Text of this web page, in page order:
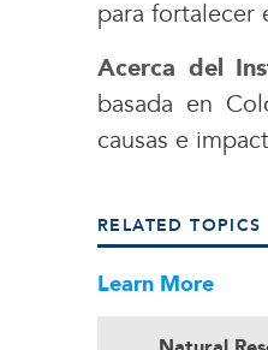
para fortalecer
Acerca del
basada en
causas e
RELATED TOPICS
Learn More